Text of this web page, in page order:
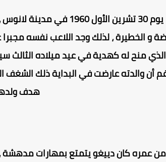
ولد مارادونا يوم 30 تشرين
و الخطيرة ، لذلك وجد اللاعب نفسه
الذي منح له كهدية في عيد ميلاده
أن والدته عارضت في البداية ذلك
هدف
عمره كان دييغو يتمتع بمهارات مدهشة